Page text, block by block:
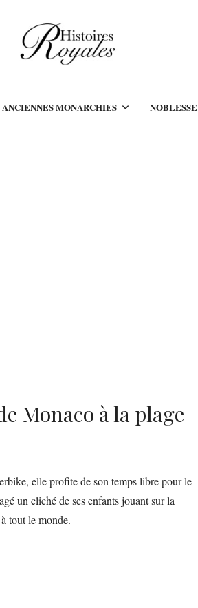
ANCIENNES MONARCHIES NOBLESSE
Monaco à la plage
elle profite de son temps libre pour le
un cliché de ses enfants jouant sur la
tout le monde.